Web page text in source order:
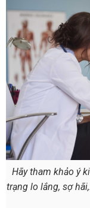
Hãy tham khảo ý
trạng lo lắng, sợ